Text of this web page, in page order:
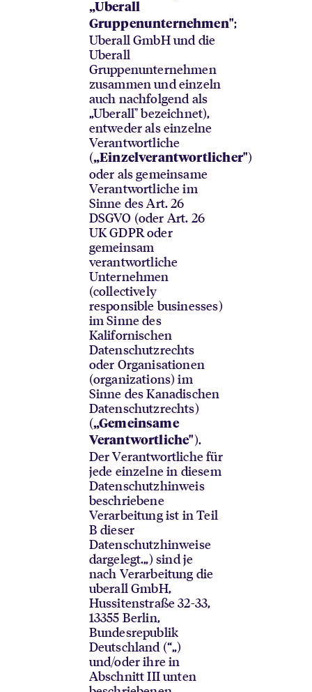
„Uberall
Gruppenunternehmen";
Uberall GmbH und die
Uberall
Gruppenunternehmen
zusammen und einzeln
auch nachfolgend als
„Uberall" bezeichnet),
entweder als einzelne
Verantwortliche
(„Einzelverantwortlicher")
oder als gemeinsame
Verantwortliche im
Sinne des Art. 26
DSGVO (oder Art. 26
UK GDPR oder
gemeinsam
verantwortliche
Unternehmen
(collectively
responsible businesses)
im Sinne des
Kalifornischen
Datenschutzrechts
oder Organisationen
(organizations) im
Sinne des Kanadischen
Datenschutzrechts)
(„Gemeinsame
Verantwortliche").
Der Verantwortliche für
jede einzelne in diesem
Datenschutzhinweis
beschriebene
Verarbeitung ist in Teil
B dieser
Datenschutzhinweise
dargelegt.„) sind je
nach Verarbeitung die
uberall GmbH,
Hussitenstraße 32-33,
13355 Berlin,
Bundesrepublik
Deutschland (“„)
und/oder ihre in
Abschnitt III unten